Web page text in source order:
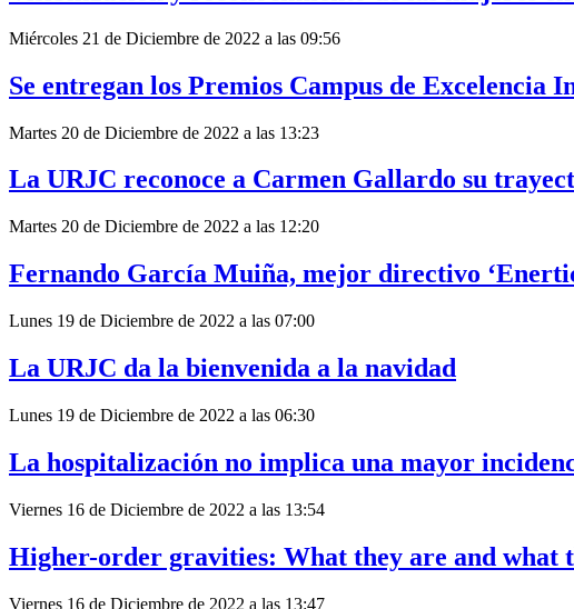
Miércoles 21 de Diciembre de 2022 a las 09:56
Se entregan los Premios Campus de Excelencia
Martes 20 de Diciembre de 2022 a las 13:23
La URJC reconoce a Carmen Gallardo su
Martes 20 de Diciembre de 2022 a las 12:20
Fernando García Muiña, mejor directivo
Lunes 19 de Diciembre de 2022 a las 07:00
La URJC da la bienvenida a la navidad
Lunes 19 de Diciembre de 2022 a las 06:30
La hospitalización no implica una mayor
Viernes 16 de Diciembre de 2022 a las 13:54
Higher-order gravities: What they are and what
Viernes 16 de Diciembre de 2022 a las 13:47